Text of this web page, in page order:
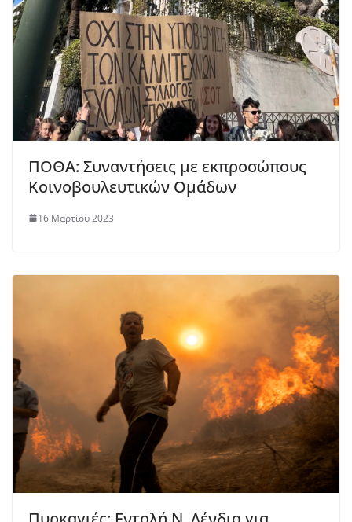
ΠΟΘΑ: Συναντήσεις με εκπροσώπους
Κοινοβουλευτικών Ομάδων
16 Μαρτίου 2023